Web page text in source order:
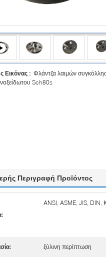
Εικόνας : Φλάντζα λαιμών
Sch80s
Περιγραφή Προϊόντος
ANSI, ASME, JIS, DIN,
ξύλινη περίπτωση